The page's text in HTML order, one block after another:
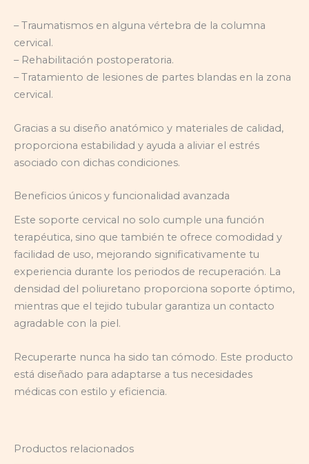
– Traumatismos en alguna vértebra de la columna
cervical.
– Rehabilitación postoperatoria.
– Tratamiento de lesiones de partes blandas en la zona
cervical.
Gracias a su diseño anatómico y materiales de calidad,
proporciona estabilidad y ayuda a aliviar el estrés
asociado con dichas condiciones.
Beneficios únicos y funcionalidad avanzada
Este soporte cervical no solo cumple una función
terapéutica, sino que también te ofrece comodidad y
facilidad de uso, mejorando significativamente tu
experiencia durante los periodos de recuperación. La
densidad del poliuretano proporciona soporte óptimo,
mientras que el tejido tubular garantiza un contacto
agradable con la piel.
Recuperarte nunca ha sido tan cómodo. Este producto
está diseñado para adaptarse a tus necesidades
médicas con estilo y eficiencia.
Productos relacionados